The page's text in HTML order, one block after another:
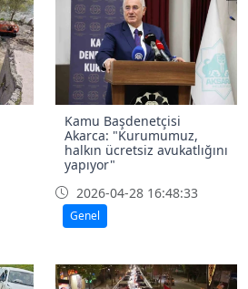
Kamu Başdenetçisi
Akarca: "Kurumumuz,
halkın ücretsiz avukatlığını
yapıyor"
2026-04-28 16:48:33
Genel